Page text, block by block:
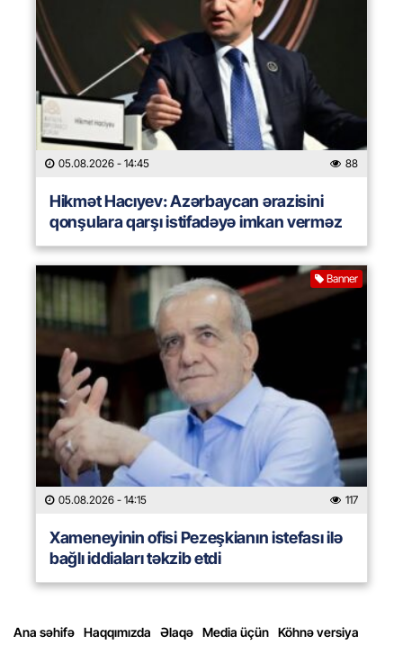
05.08.2026 - 14:45 88
Hikmət Hacıyev: Azərbaycan ərazisini
qonşulara qarşı istifadəyə imkan verməz
Banner
05.08.2026 - 14:15 117
Xameneyinin ofisi Pezeşkianın istefası ilə
bağlı iddiaları təkzib etdi
Ana səhifə Haqqımızda Əlaqə Media üçün Köhnə versiya